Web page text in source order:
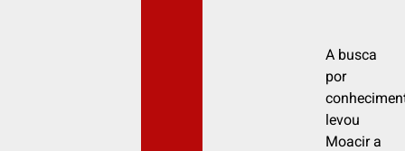
A busca
por
levou
Moacir a